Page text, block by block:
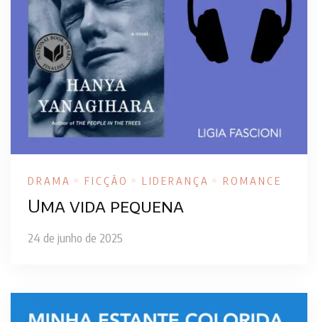
DRAMA FICÇÃO LIDERANÇA ROMANCE
Uma vida pequena
24 de junho de 2025